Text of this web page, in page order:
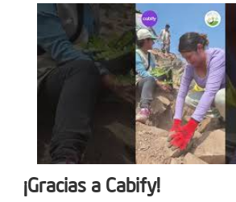
¡Gracias a Cabify!